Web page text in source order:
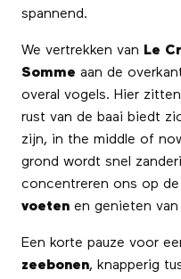
spannend.
We vertrekken van Le
Somme aan de
overal vogels. Hier
rust van de baai biedt
zijn, in the middle of
grond wordt snel
concentreren ons op de
voeten en genieten
Een korte pauze voor
zeebonen, knapperig